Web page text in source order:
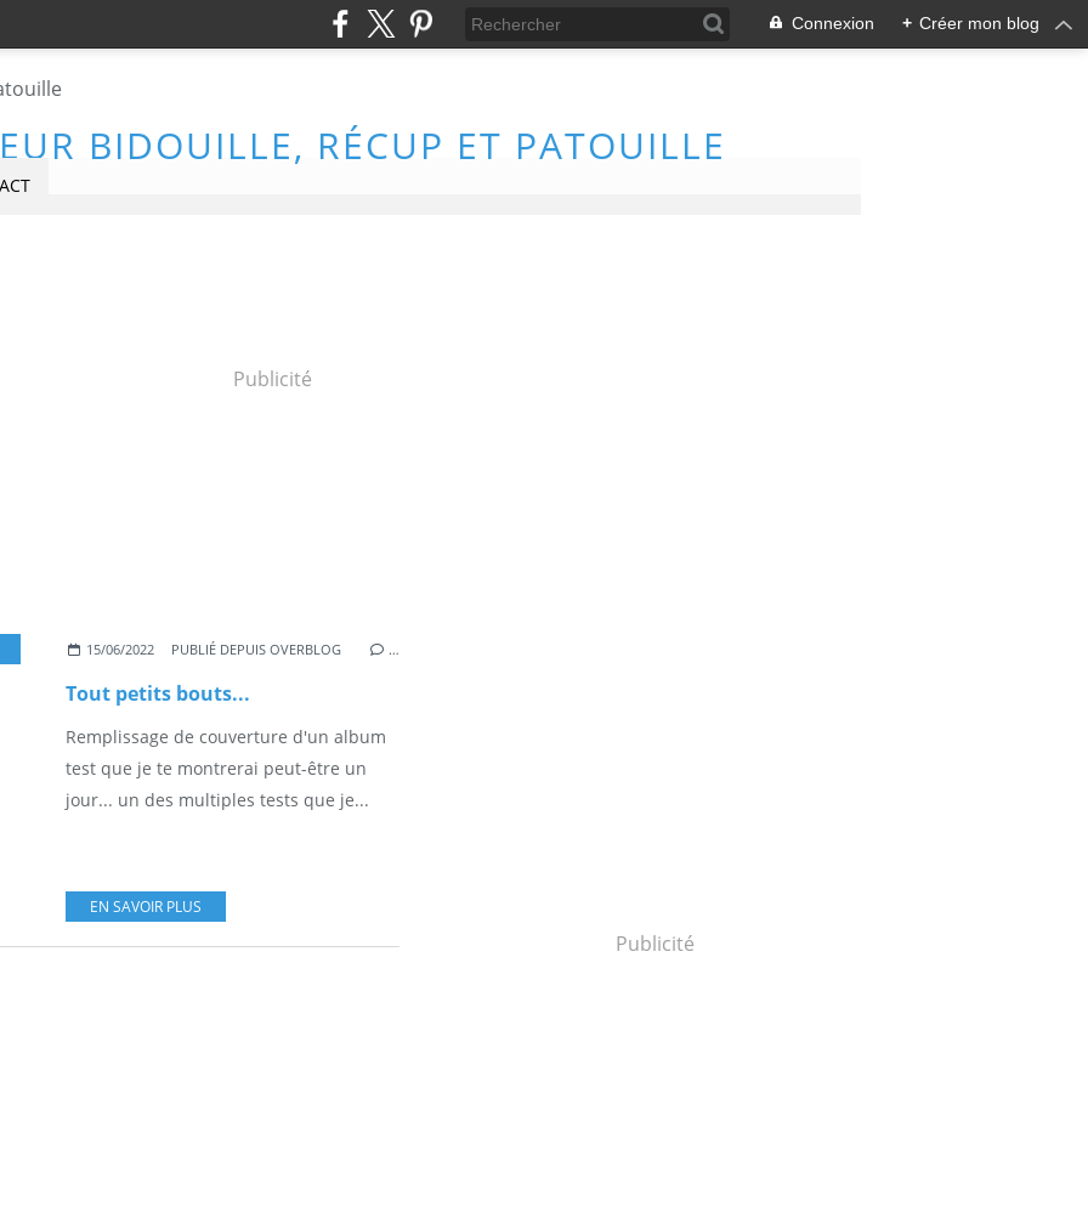
Connexion + Créer mon blog
BIDOUILLE, RÉCUP ET PATOUILLE
Publicité
,TISSU
15/06/2022 PUBLIÉ DEPUIS OVERBLOG …
Tout petits bouts...
Remplissage de couverture d'un album
test que je te montrerai peut-être un
jour... un des multiples tests que je...
EN SAVOIR PLUS
Publicité